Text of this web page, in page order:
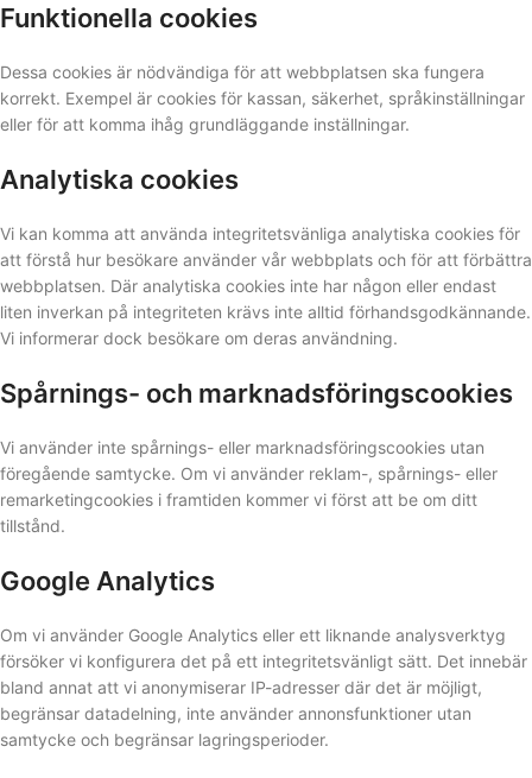
Funktionella cookies
Dessa cookies är nödvändiga för att webbplatsen ska fungera
korrekt. Exempel är cookies för kassan, säkerhet, språkinställningar
eller för att komma ihåg grundläggande inställningar.
Analytiska cookies
Vi kan komma att använda integritetsvänliga analytiska cookies för
att förstå hur besökare använder vår webbplats och för att förbättra
webbplatsen. Där analytiska cookies inte har någon eller endast
liten inverkan på integriteten krävs inte alltid förhandsgodkännande.
Vi informerar dock besökare om deras användning.
Spårnings- och marknadsföringscookies
Vi använder inte spårnings- eller marknadsföringscookies utan
föregående samtycke. Om vi ​​använder reklam-, spårnings- eller
remarketingcookies i framtiden kommer vi först att be om ditt
tillstånd.
Google Analytics
Om vi ​​använder Google Analytics eller ett liknande analysverktyg
försöker vi konfigurera det på ett integritetsvänligt sätt. Det innebär
bland annat att vi anonymiserar IP-adresser där det är möjligt,
begränsar datadelning, inte använder annonsfunktioner utan
samtycke och begränsar lagringsperioder.